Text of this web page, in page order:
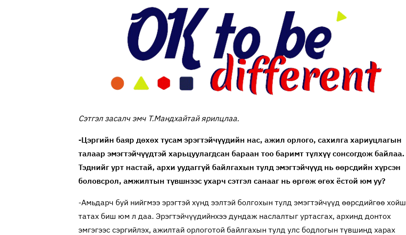
Сэтгэл засалч эмч Т.Мандхайтай ярилцлаа.
-Цэргийн баяр дөхөх тусам эрэгтэйчүүдийн нас, ажил орлого, сахилга хариуцлагын
талаар эмэгтэйчүүдтэй харьцуулагдсан бараан тоо баримт түлхүү сонсогдож байлаа.
Тэднийг урт настай, архи уудаггүй байлгахын тулд эмэгтэйчүүд нь өөрсдийн хүрсэн
боловсрол, амжилтын түвшнээс ухарч сэтгэл санааг нь өргөж өгөх ёстой юм уу?
-Амьдарч буй нийгмээ эрэгтэй хүнд ээлтэй болгохын тулд эмэгтэйчүүд өөрсдийгөө хойш
татах биш юм л даа. Эрэгтэйчүүдийнхээ дундаж наслалтыг уртасгах, архинд донтох
эмгэгээс сэргийлэх, ажилтай орлоготой байлгахын тулд улс бодлогын түвшинд харах